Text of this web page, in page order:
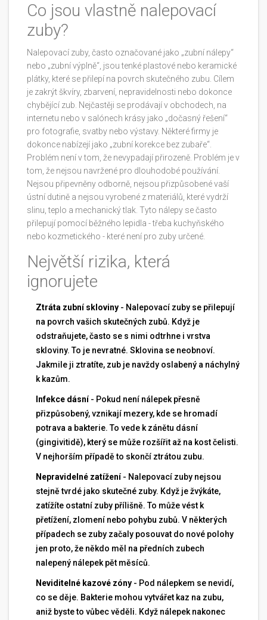
Co jsou vlastně nalepovací
zuby?
Nalepovací zuby, často označované jako „zubní nálepy“
nebo „zubní výplně“, jsou tenké plastové nebo keramické
plátky, které se přilepí na povrch skutečného zubu. Cílem
je zakrýt škvíry, zbarvení, nepravidelnosti nebo dokonce
chybějící zub. Nejčastěji se prodávají v obchodech, na
internetu nebo v salónech krásy jako „dočasný řešení“
pro fotografie, svatby nebo výstavy. Některé firmy je
dokonce nabízejí jako „zubní korekce bez zubaře“.
Problém není v tom, že nevypadají přirozeně. Problém je v
tom, že nejsou navržené pro dlouhodobé používání.
Nejsou připevněny odborně, nejsou přizpůsobené vaší
ústní dutině a nejsou vyrobené z materiálů, které vydrží
slinu, teplo a mechanický tlak. Tyto nálepy se často
přilepují pomocí běžného lepidla - třeba kuchyňského
nebo kozmetického - které není pro zuby určené.
Největší rizika, která
ignorujete
Ztráta zubní skloviny - Nalepovací zuby se přilepují
na povrch vašich skutečných zubů. Když je
odstraňujete, často se s nimi odtrhne i vrstva
skloviny. To je nevratné. Sklovina se neobnoví.
Jakmile ji ztratíte, zub je navždy oslabený a náchylný
k kazům.
Infekce dásní- Pokud není nálepek přesně
přizpůsobený, vznikají mezery, kde se hromadí
potrava a bakterie. To vede k zánětu dásní
(gingivitidě), který se může rozšířit až na kost čelisti.
V nejhorším případě to skončí ztrátou zubu.
Nepravidelné zatížení- Nalepovací zuby nejsou
stejně tvrdé jako skutečné zuby. Když je žvýkáte,
zatížíte ostatní zuby přílišně. To může vést k
přetížení, zlomení nebo pohybu zubů. V některých
případech se zuby začaly posouvat do nové polohy
jen proto, že někdo měl na předních zubech
nalepený nálepek pět měsíců.
Neviditelné kazové zóny - Pod nálepkem se nevidí,
co se děje. Bakterie mohou vytvářet kaz na zubu,
aniž byste to vůbec věděli. Když nálepek nakonec